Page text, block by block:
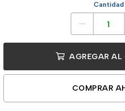
Cantidad
AGREGAR AL
COMPRAR